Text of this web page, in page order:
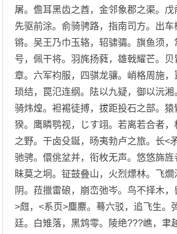
屠。儋耳黑齿之酋，金邻象郡之渠。戊
先驱前涂。俞骑骋路，指南司方。出
锵。吴王乃巾玉辂，轺骕骦。旗鱼须，
号，佩干将。羽旄扬蕤，雄戟耀芒。贝
章。六军袀服，四骐龙骧。峭格周施
琐结，罠氾连纲。阹以九疑，御以沅
骑炜煌。袒裼徒搏，拔距投石之部。
猤。鹰瞵鹗视，じす翊。若离若合者
之野。干卤殳鋋，旸夷勃卢之旅。长<
驰骋。儇佻坌并，衔枚无声。悠悠旆
昧莫之坰。钲鼓叠山，火烈熛林。飞
阴。菈擸雷硠，崩峦弛岑。鸟不择木
>甝，<系页>麋麖。蓦六驳，追飞生。
廷。白雉落，黑鸩零。陵绝???嶕，聿